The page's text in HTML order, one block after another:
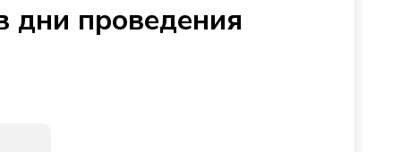
дни проведения